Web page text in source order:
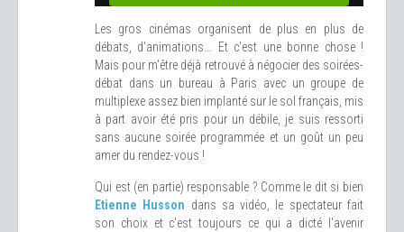
Les gros cinémas organisent de plus en plus de
débats, d'animations... Et c'est une bonne chose !
Mais pour m'être déjà retrouvé à négocier des soirées-
débat dans un bureau à Paris avec un groupe de
multiplexe assez bien implanté sur le sol français, mis
à part avoir été pris pour un débile, je suis ressorti
sans aucune soirée programmée et un goût un peu
amer du rendez-vous !
Qui est (en partie) responsable ? Comme le dit si bien
Etienne Husson dans sa vidéo, le spectateur fait
son choix et c'est toujours ce qui a dicté l'avenir